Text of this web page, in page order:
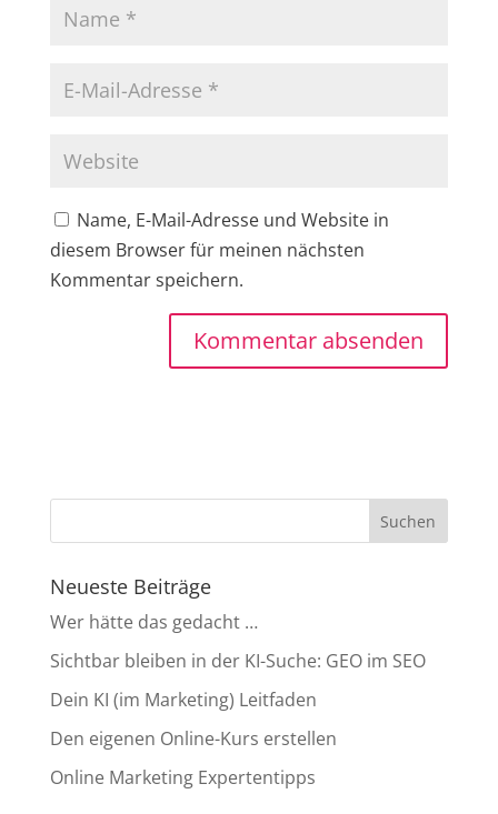
Name, E-Mail-Adresse und Website in
diesem Browser für meinen nächsten
Kommentar speichern.
Neueste Beiträge
Wer hätte das gedacht …
Sichtbar bleiben in der KI-Suche: GEO im SEO
Dein KI (im Marketing) Leitfaden
Den eigenen Online-Kurs erstellen
Online Marketing Expertentipps